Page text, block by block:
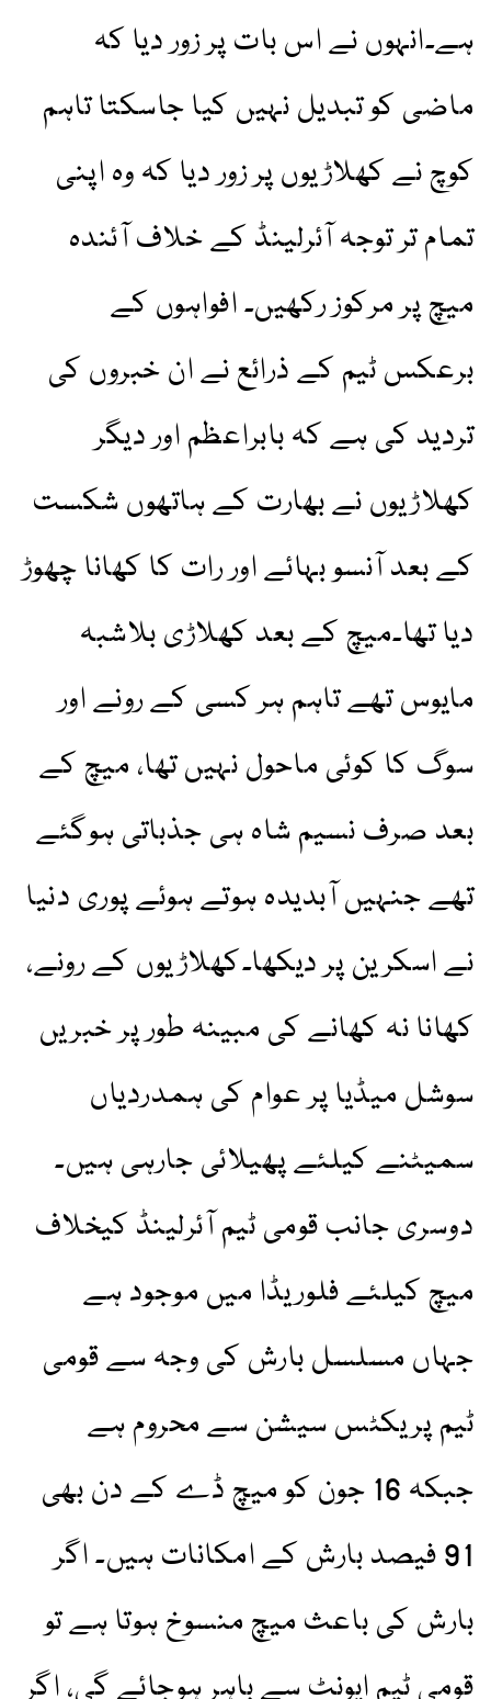
ہے۔انہوں نے اس بات پر زور دیا کہ
ماضی کو تبدیل نہیں کیا جاسکتا تاہم
کوچ نے کھلاڑیوں پر زور دیا کہ وہ اپنی
تمام تر توجہ آئرلینڈ کے خلاف آئندہ
میچ پر مرکوز رکھیں۔ افواہوں کے
برعکس ٹیم کے ذرائع نے ان خبروں کی
تردید کی ہے کہ بابراعظم اور دیگر
کھلاڑیوں نے بھارت کے ہاتھوں شکست
کے بعد آنسو بہائے اور رات کا کھانا چھوڑ
دیا تھا۔میچ کے بعد کھلاڑی بلاشبہ
مایوس تھے تاہم ہر کسی کے رونے اور
سوگ کا کوئی ماحول نہیں تھا، میچ کے
بعد صرف نسیم شاہ ہی جذباتی ہوگئے
تھے جنہیں آبدیدہ ہوتے ہوئے پوری دنیا
نے اسکرین پر دیکھا۔کھلاڑیوں کے رونے،
کھانا نہ کھانے کی مبینہ طور پر خبریں
سوشل میڈیا پر عوام کی ہمدردیاں
سمیٹنے کیلئے پھیلائی جارہی ہیں۔
دوسری جانب قومی ٹیم آئرلینڈ کیخلاف
میچ کیلئے فلوریڈا میں موجود ہے
جہاں مسلسل بارش کی وجہ سے قومی
ٹیم پریکٹس سیشن سے محروم ہے
جبکہ 16 جون کو میچ ڈے کے دن بھی
91 فیصد بارش کے امکانات ہیں۔ اگر
بارش کی باعث میچ منسوخ ہوتا ہے تو
قومی ٹیم ایونٹ سے باہر ہوجائے گی، اگر